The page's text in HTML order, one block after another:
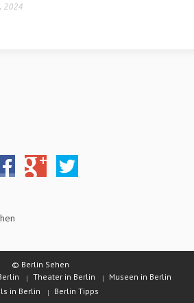
2024
© Berlin Sehen
Theater in Berlin
Museen in Berlin
in Berlin
Berlin Tipps